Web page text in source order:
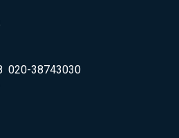
020-38743030